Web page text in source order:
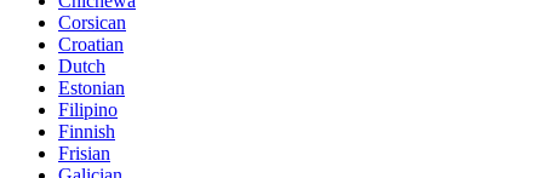
Corsican
Croatian
Dutch
Estonian
Filipino
Finnish
Frisian